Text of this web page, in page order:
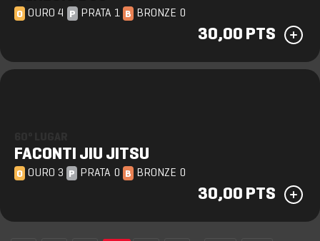
O OURO 4 P PRATA 1 B BRONZE 0
30,00 PTS
FACONTI JIU JITSU
O OURO 3 P PRATA 0 B BRONZE 0
30,00 PTS